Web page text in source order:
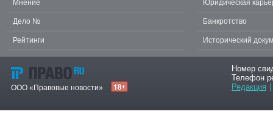
Мнение
Дело №
Рейтинги
Юридическая
Банкротство
Исторический
ООО «Правовые новости»
Номер
Телефон
Редакция